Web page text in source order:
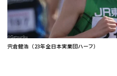
宍倉健浩（23年全日本実業団ハーフ）